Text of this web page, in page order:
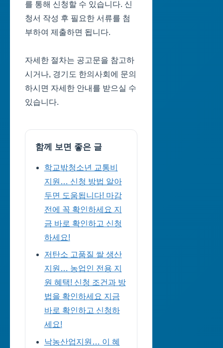
를 통해 신청할 수 있습니다. 신
청서 작성 후 필요한 서류를 첨
부하여 제출하면 됩니다.
자세한 절차는 공고문을 참고하
시거나, 경기도 한의사회에 문의
하시면 자세한 안내를 받으실 수
있습니다.
함께 보면 좋은 글
학교밖청소년 교통비
지원… 신청 방법 알아
두면 도움됩니다! 마감
전에 꼭 확인하세요 지
금 바로 확인하고 신청
하세요!
저탄소 고품질 쌀 생산
지원… 농업인 전용 지
원 혜택! 신청 조건과 방
법을 확인하세요 지금
바로 확인하고 신청하
세요!
낙농산업지원… 이 혜